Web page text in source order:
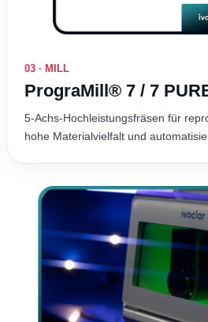
03 · MILL
PrograMill® 7 / 7
5-Achs-Hochleistungsfräsen für
hohe Materialvielfalt und